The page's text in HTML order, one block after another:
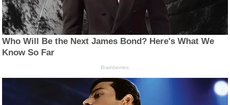
Who Will Be the Next James Bond? Here's What We
Know So Far
Brainberries